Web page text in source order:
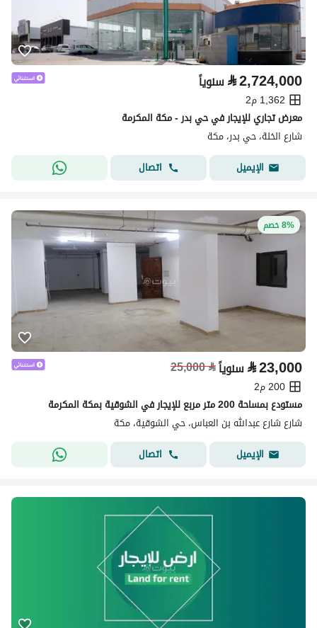
⃁2,724,000 سنوياً
1,362 م2
معرض تجاري للإيجار في حي بدر - مكة المكرمة
شارع الخلة، حي بدر، مكة
الإيميل
اتصال
8% خصم
⃁23,000 سنوياً⃁
25,000
200 م2
مستودع بمساحة 200 متر مربع للإيجار في الشوقية بمكة المكرمة
شارع شارع عبدالله بن العباس، حي الشوقية، مكة
الإيميل
اتصال